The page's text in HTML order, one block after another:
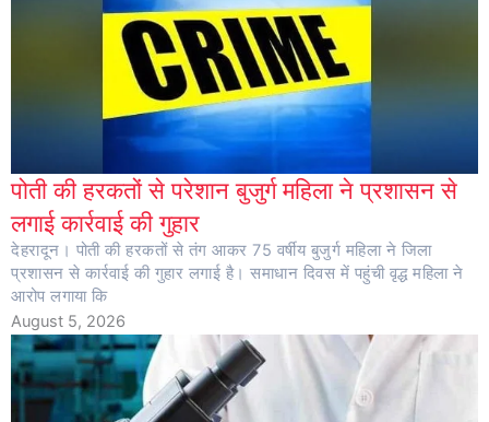
पोती की हरकतों से परेशान बुजुर्ग महिला ने प्रशासन से
लगाई कार्रवाई की गुहार
देहरादून। पोती की हरकतों से तंग आकर 75 वर्षीय बुजुर्ग महिला ने जिला
प्रशासन से कार्रवाई की गुहार लगाई है। समाधान दिवस में पहुंची वृद्ध महिला ने
आरोप लगाया कि
August 5, 2026